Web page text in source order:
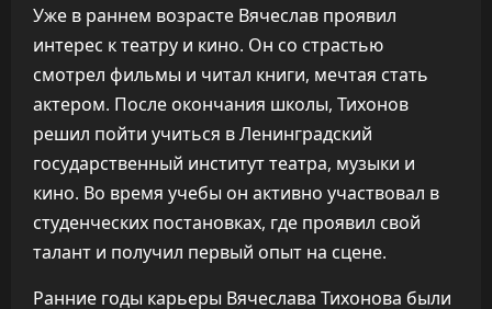
Уже в раннем возрасте Вячеслав проявил
интерес к театру и кино. Он со страстью
смотрел фильмы и читал книги, мечтая стать
актером. После окончания школы, Тихонов
решил пойти учиться в Ленинградский
государственный институт театра, музыки и
кино. Во время учебы он активно участвовал в
студенческих постановках, где проявил свой
талант и получил первый опыт на сцене.
Ранние годы карьеры Вячеслава Тихонова были